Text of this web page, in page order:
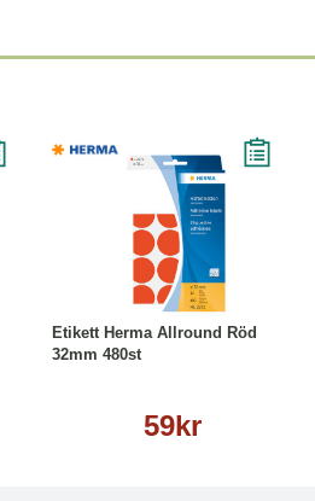
Etikett Herma Allround Röd
32mm 480st
59kr
Läs mer